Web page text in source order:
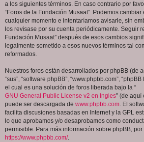
a los siguientes términos. En caso contrario por
“Foros de la Fundación Musaat”. Podemos cambiar
cualquier momento e intentaríamos avisarle, sin
los revisase por su cuenta periódicamente. Seguir
Fundación Musaat” después de esos cambios
legalmente sometido a esos nuevos términos tal
reformados.
Nuestros foros están desarrollados por phpBB (de
“sus”, “software phpBB”, “www.phpbb.com”,
el cual es una solución de foros liberada bajo la “
GNU General Public License v2 en Ingles” (de aquí
puede ser descargada de www.phpbb.com. El
facilita discusiones basadas en Internet y la GPL
lo que aprobamos y/o desaprobamos como
permisible. Para más información sobre phpBB, por
https://www.phpbb.com/.